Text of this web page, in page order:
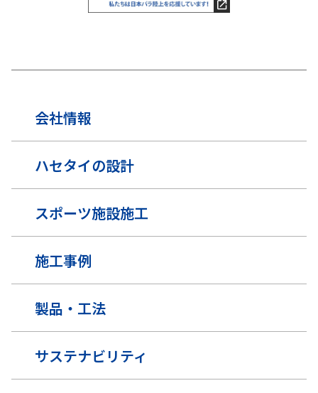
会社情報
ハセタイの設計
スポーツ施設施工
施工事例
製品・工法
サステナビリティ